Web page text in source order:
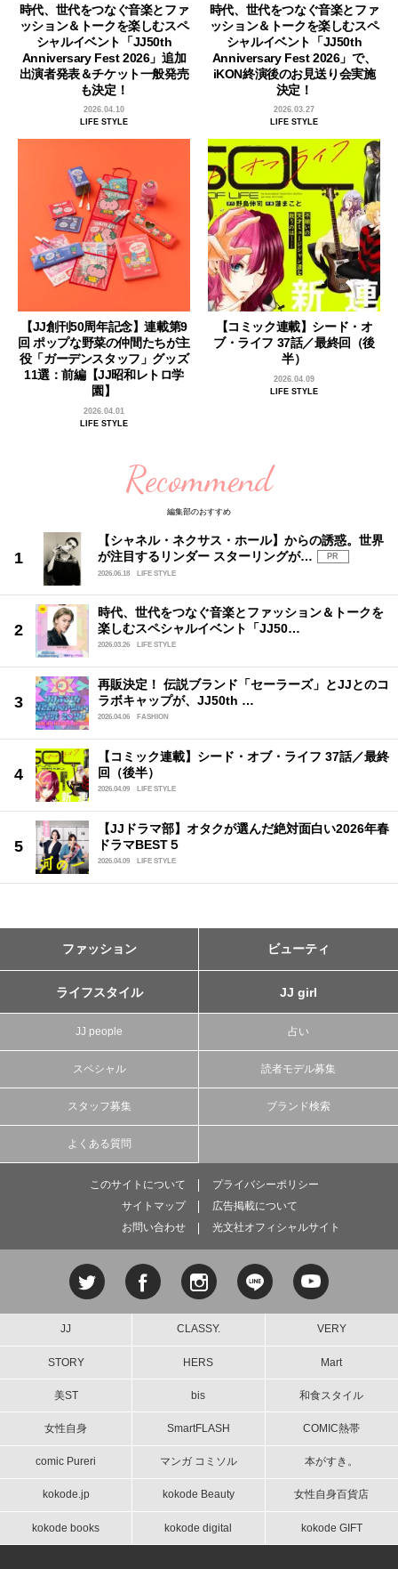
時代、世代をつなぐ音楽とファ
ッション＆トークを楽しむスペ
シャルイベント「JJ50th
Anniversary Fest 2026」追加
出演者発表＆チケット一般発売
も決定！
2026.04.10
LIFE STYLE
時代、世代をつなぐ音楽とファ
ッション＆トークを楽しむスペ
シャルイベント「JJ50th
Anniversary Fest 2026」で、
iKON終演後のお見送り会実施
決定！
2026.03.27
LIFE STYLE
【JJ創刊50周年記念】連載第9
回 ポップな野菜の仲間たちが主
役「ガーデンスタッフ」グッズ
11選：前編【JJ昭和レトロ学
園】
2026.04.01
LIFE STYLE
【コミック連載】シード・オ
ブ・ライフ 37話／最終回（後
半）
2026.04.09
LIFE STYLE
Recommend
編集部のおすすめ
【シャネル・ネクサス・ホール】からの誘惑。世界
が注目するリンダー スターリングが…
PR
2026.06.18
LIFE STYLE
時代、世代をつなぐ音楽とファッション＆トークを
楽しむスペシャルイベント「JJ50…
2026.03.26 LIFE STYLE
再販決定！ 伝説ブランド「セーラーズ」とJJとのコ
ラボキャップが、JJ50th …
2026.04.06 FASHION
【コミック連載】シード・オブ・ライフ 37話／最終
回（後半）
2026.04.09 LIFE STYLE
【JJドラマ部】オタクが選んだ絶対面白い2026年春
ドラマBEST５
2026.04.09 LIFE STYLE
ファッション ビューティ
ライフスタイル JJ girl
JJ people 占い
スペシャル 読者モデル募集
スタッフ募集 ブランド検索
よくある質問
このサイトについて
プライバシーポリシー
サイトマップ
広告掲載について
お問い合わせ
光文社オフィシャルサイト
JJ CLASSY. VERY
STORY HERS Mart
美ST bis 和食スタイル
女性自身 SmartFLASH COMIC熱帯
comic Pureri マンガ コミソル 本がすき。
kokode.jp kokode Beauty 女性自身百貨店
kokode books kokode digital kokode GIFT